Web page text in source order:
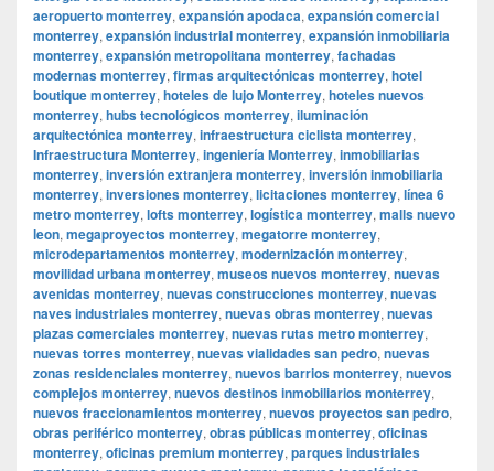
aeropuerto monterrey, expansión apodaca, expansión comercial
monterrey, expansión industrial monterrey, expansión inmobiliaria
monterrey, expansión metropolitana monterrey, fachadas
modernas monterrey, firmas arquitectónicas monterrey, hotel
boutique monterrey, hoteles de lujo Monterrey, hoteles nuevos
monterrey, hubs tecnológicos monterrey, iluminación
arquitectónica monterrey, infraestructura ciclista monterrey,
Infraestructura Monterrey, ingeniería Monterrey, inmobiliarias
monterrey, inversión extranjera monterrey, inversión inmobiliaria
monterrey, inversiones monterrey, licitaciones monterrey, línea 6
metro monterrey, lofts monterrey, logística monterrey, malls nuevo
leon, megaproyectos monterrey, megatorre monterrey,
microdepartamentos monterrey, modernización monterrey,
movilidad urbana monterrey, museos nuevos monterrey, nuevas
avenidas monterrey, nuevas construcciones monterrey, nuevas
naves industriales monterrey, nuevas obras monterrey, nuevas
plazas comerciales monterrey, nuevas rutas metro monterrey,
nuevas torres monterrey, nuevas vialidades san pedro, nuevas
zonas residenciales monterrey, nuevos barrios monterrey, nuevos
complejos monterrey, nuevos destinos inmobiliarios monterrey,
nuevos fraccionamientos monterrey, nuevos proyectos san pedro,
obras periférico monterrey, obras públicas monterrey, oficinas
monterrey, oficinas premium monterrey, parques industriales